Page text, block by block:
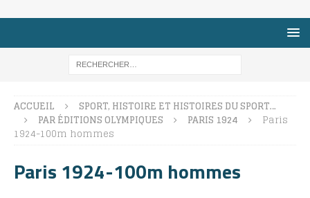
ACCUEIL
SPORT, HISTOIRE ET HISTOIRES DU SPORT…
PAR ÉDITIONS OLYMPIQUES
PARIS 1924
Paris
1924-100m hommes
Paris 1924-100m hommes